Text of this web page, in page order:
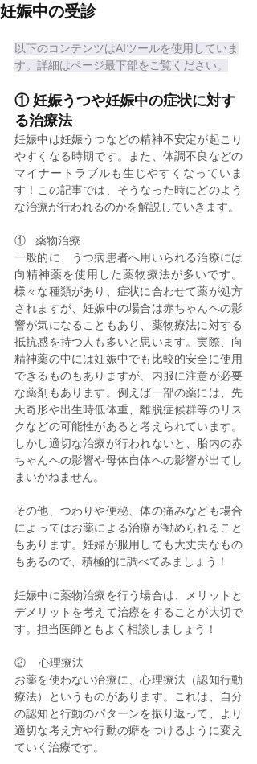
妊娠中の受診
以下のコンテンツはAIツールを使用していま
す。詳細はページ最下部をご覧ください。
① 妊娠うつや妊娠中の症状に対す
る治療法
妊娠中は妊娠うつなどの精神不安定が起こり
やすくなる時期です。また、体調不良などの
マイナートラブルも生じやすくなっていま
す！この記事では、そうなった時にどのよう
な治療が行われるのかを解説していきます。
①   薬物治療
一般的に、うつ病患者へ用いられる治療には
向精神薬を使用した薬物療法が多いです。
様々な種類があり、症状に合わせて薬が処方
されますが、妊娠中の場合は赤ちゃんへの影
響が気になることもあり、薬物療法に対する
抵抗感を持つ人も多いと思います。実際、向
精神薬の中には妊娠中でも比較的安全に使用
できるものもありますが、内服に注意が必要
な薬剤もあります。例えば一部の薬には、先
天奇形や出生時低体重、離脱症候群等のリス
クなどの可能性があると考えられています。
しかし適切な治療が行われないと、胎内の赤
ちゃんへの影響や母体自体への影響が出てし
まいかねません。
その他、つわりや便秘、体の痛みなども場合
によってはお薬による治療が勧められること
もあります。妊婦が服用しても大丈夫なもの
もあるので、積極的に調べてみましょう！
妊娠中に薬物治療を行う場合は、メリットと
デメリットを考えて治療をすることが大切で
す。担当医師ともよく相談しましょう！
②    心理療法
お薬を使わない治療に、心理療法（認知行動
療法）というものがあります。これは、自分
の認知と行動のパターンを振り返って、より
適切な考え方や行動の癖をつけるように変え
ていく治療です。